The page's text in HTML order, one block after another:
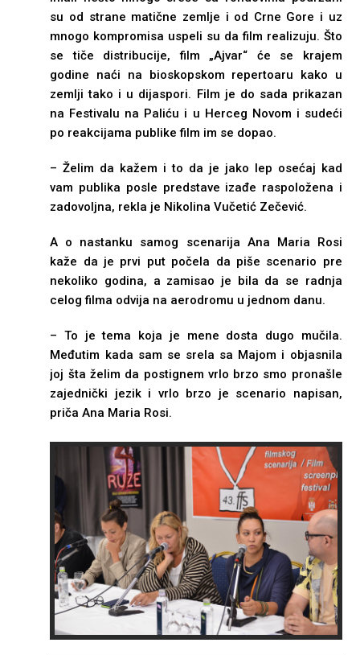
su od strane matične zemlje i od Crne Gore i uz
mnogo kompromisa uspeli su da film realizuju. Što
se tiče distribucije, film „Ajvar“ će se krajem
godine naći na bioskopskom repertoaru kako u
zemlji tako i u dijaspori. Film je do sada prikazan
na Festivalu na Paliću i u Herceg Novom i sudeći
po reakcijama publike film im se dopao.
– Želim da kažem i to da je jako lep osećaj kad
vam publika posle predstave izađe raspoložena i
zadovoljna, rekla je Nikolina Vučetić Zečević.
A o nastanku samog scenarija Ana Maria Rosi
kaže da je prvi put počela da piše scenario pre
nekoliko godina, a zamisao je bila da se radnja
celog filma odvija na aerodromu u jednom danu.
– To je tema koja je mene dosta dugo mučila.
Međutim kada sam se srela sa Majom i objasnila
joj šta želim da postignem vrlo brzo smo pronašle
zajednički jezik i vrlo brzo je scenario napisan,
priča Ana Maria Rosi.